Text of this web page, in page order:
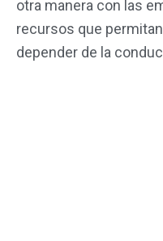
otra manera con las
recursos que
depender de la